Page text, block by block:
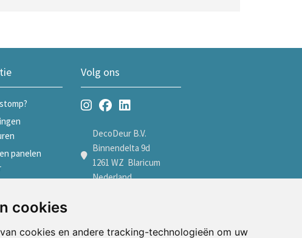
cookies
cookies en andere tracking-technologieën om uw
panelen
Volg ons
DecoDeur B.V.
Binnendelta 9d
1261 WZ Blaricum
Nederland